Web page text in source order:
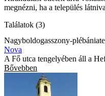
megnézni, ha a település
Találatok (3)
Nagyboldogasszony-
Nova
A Fő utca tengelyében áll a
Bővebben